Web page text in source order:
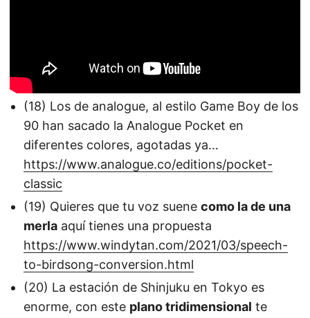
(18) Los de analogue, al estilo Game Boy de los
90 han sacado la Analogue Pocket en
diferentes colores, agotadas ya…
https://www.analogue.co/editions/pocket-
classic
(19) Quieres que tu voz suene como la de una
merla aquí tienes una propuesta
https://www.windytan.com/2021/03/speech-
to-birdsong-conversion.html
(20) La estación de Shinjuku en Tokyo es
enorme, con este plano tridimensional te